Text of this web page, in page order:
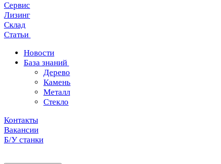
Сервис
Лизинг
Склад
Статьи
Новости
База знаний
Дерево
Камень
Металл
Стекло
Контакты
Вакансии
Б/У станки